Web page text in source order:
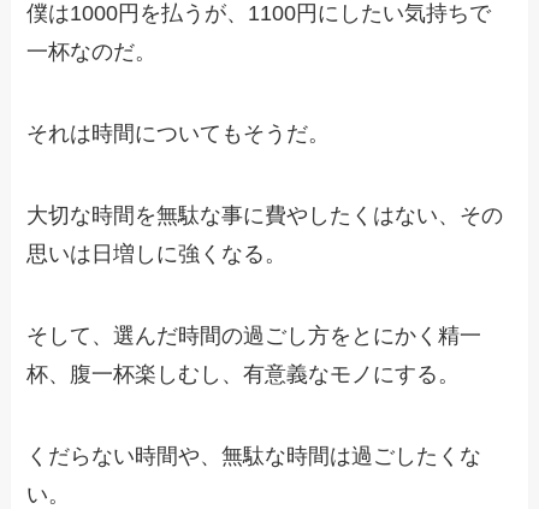
僕は1000円を払うが、1100円にしたい気持ちで
一杯なのだ。
それは時間についてもそうだ。
大切な時間を無駄な事に費やしたくはない、その
思いは日増しに強くなる。
そして、選んだ時間の過ごし方をとにかく精一
杯、腹一杯楽しむし、有意義なモノにする。
くだらない時間や、無駄な時間は過ごしたくな
い。